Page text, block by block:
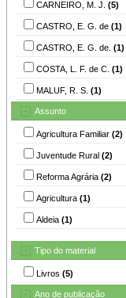
CARNEIRO, M. J. (5)
CASTRO, E. G. de (1)
CASTRO, E. G. de. (1)
COSTA, L. F. de C. (1)
MALUF, R. S. (1)
Assunto
Agricultura Familiar (2)
Juventude Rural (2)
Reforma Agrária (2)
Agricultura (1)
Aldeia (1)
Tipo do material
Livros (5)
Ano de publicação